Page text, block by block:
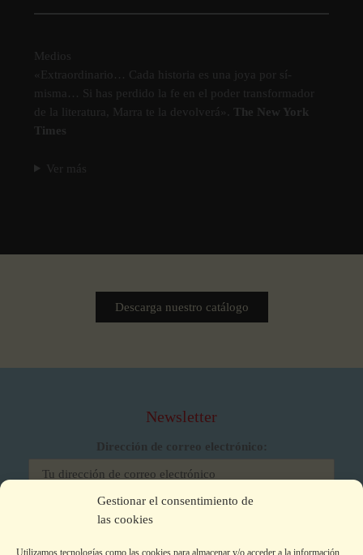
Gestionar el consentimiento de
las cookies
Utilizamos tecnologías como las cookies para almacenar y/o acceder a la información
Medios
«Extraordinario… Cada historia es una joya por sí­
misma… Si has perdido la fe en el poder transformador
de la literatura, Marra te la devolverá».
The New York
Times
Ver más
Descarga nuestro catálogo
Newsletter
Dirección de correo electrónico:
He leído y acepto los términos y condiciones